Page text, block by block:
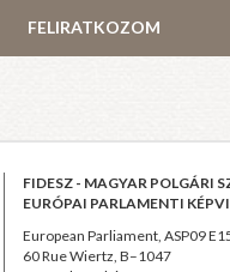
FELIRATKOZOM
FIDESZ - MAGYAR POLGÁRI
EURÓPAI PARLAMENTI
European Parliament, ASP09
60 Rue Wiertz, B–1047